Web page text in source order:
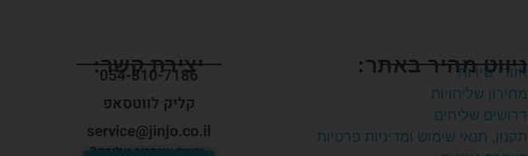
ניווט מהיר באתר:
אזורי שירות
מחירון שליחויות
דרושים שליחים
תקנון, תנאי שימוש ומדיניות פרטיות
יצירת קשר:
054-310-7186
קליק לווטסאפ
service@jinjo.co.il
רוצים שנחזור אליכם?